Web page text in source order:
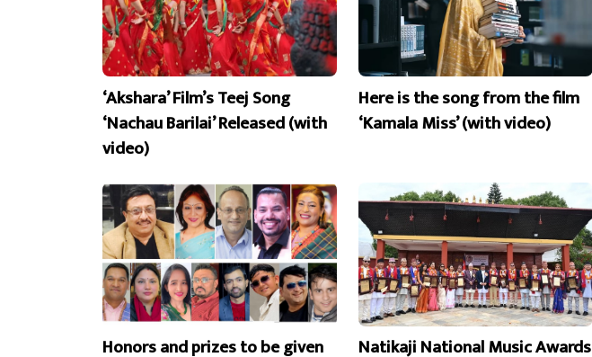
‘Akshara’ Film’s Teej Song
‘Nachau Barilai’ Released (with
video)
Here is the song from the film
‘Kamala Miss’ (with video)
Honors and prizes to be given Natikaji National Music Awards